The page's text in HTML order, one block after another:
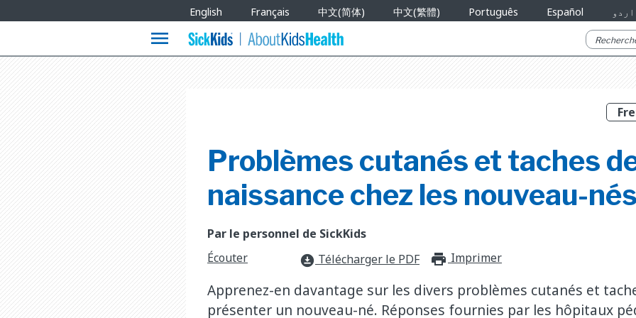
Languages
English Français 中文(简体) 中文(繁體) Português Español اردو
menu
Problèmes cutanés et taches
naissance chez les nouveau-nés
Par le personnel de SickKids
Écouter
download_for_offline Télécharger le PDF Imprimer
Apprenez-en davantage sur les divers problèmes cutanés et
présenter un nouveau-né. Réponses fournies par les hôpitaux